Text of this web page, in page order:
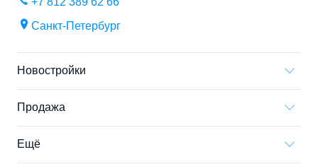
Санкт-Петербург
Новостройки
Продажа
Ещё